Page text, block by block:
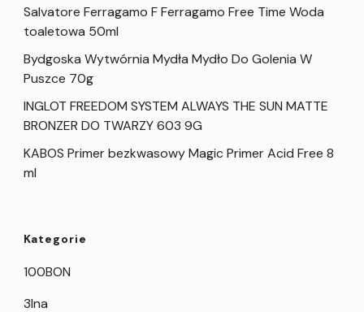
Salvatore Ferragamo F Ferragamo Free Time Woda
toaletowa 50ml
Bydgoska Wytwórnia Mydła Mydło Do Golenia W
Puszce 70g
INGLOT FREEDOM SYSTEM ALWAYS THE SUN MATTE
BRONZER DO TWARZY 603 9G
KABOS Primer bezkwasowy Magic Primer Acid Free 8
ml
Kategorie
100BON
3Ina